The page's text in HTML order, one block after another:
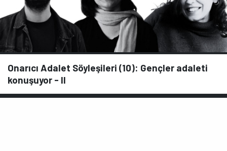
Onarıcı Adalet Söyleşileri (10): Gençler adaleti
konuşuyor - II